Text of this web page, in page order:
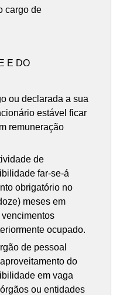
cargo de
E DO
ou declarada a sua
estável ficar
remuneração
de
far-se-á
obrigatório no
meses em
ocupado.
de pessoal
do
em vaga
ou entidades